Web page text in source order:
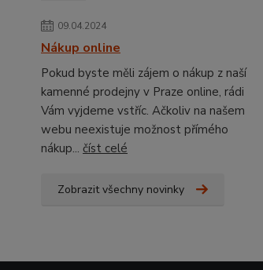
09.04.2024
Nákup online
Pokud byste měli zájem o nákup z naší
kamenné prodejny v Praze online, rádi
Vám vyjdeme vstříc. Ačkoliv na našem
webu neexistuje možnost přímého
nákup... číst celé
Zobrazit všechny novinky